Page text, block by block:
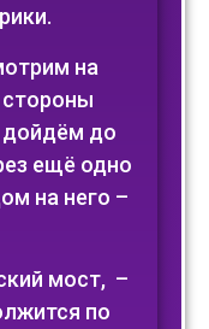
на
дойдём до
ещё одно
на него –
мост, –
по